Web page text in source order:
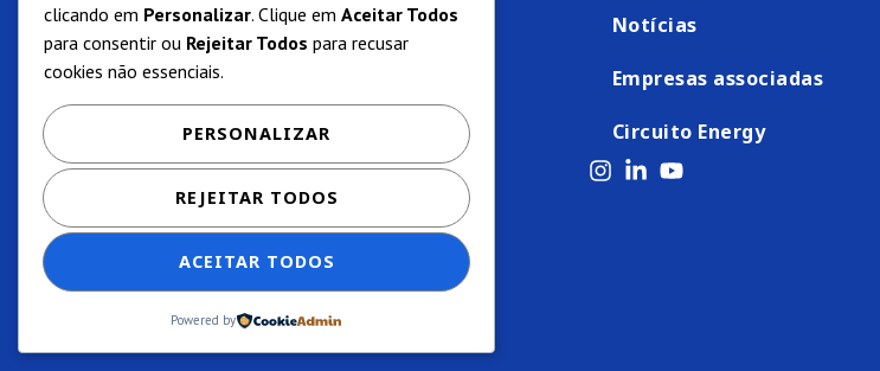
Notícias
Empresas associadas
Circuito Energy
clicando em Personalizar. Clique em Aceitar Todos
para consentir ou Rejeitar Todos para recusar
cookies não essenciais.
PERSONALIZAR
REJEITAR TODOS
ACEITAR TODOS
Powered by